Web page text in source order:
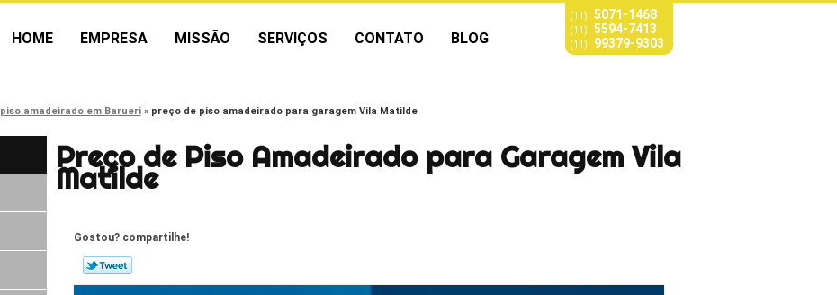
HOME EMPRESA MISSÃO SERVIÇOS CONTATO BLOG
(11) 5071-1468
(11) 5594-7413
(11) 99379-9303
piso amadeirado em Barueri preço de piso amadeirado para garagem Vila Matilde
Preço de Piso Amadeirado para Garagem Vila
Matilde
Gostou? compartilhe!